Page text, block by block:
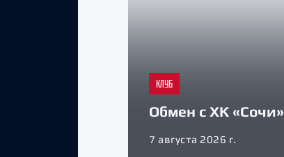
КЛУБ
Обмен с ХК «Сочи»
7 августа 2026 г.